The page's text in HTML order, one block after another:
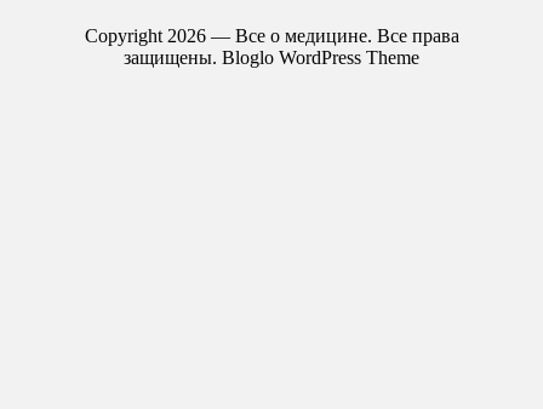
Copyright 2026 — Все о медицине. Все права
защищены. Bloglo WordPress Theme